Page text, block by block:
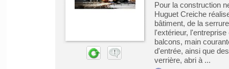
Pour la construction
Huguet Creiche
bâtiment, de la
l'extérieur,
balcons, main
d'entrée, ainsi que
verrière, abri à ...